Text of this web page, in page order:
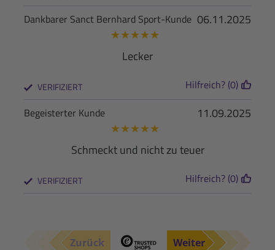
06.11.2025
Dankbarer Sanct Bernhard Sport-Kunde
★★★★★
Lecker
VERIFIZIERT Hilfreich? (0)
11.09.2025
Begeisterter Kunde
★★★★★
Schmeckt und nicht zu teuer
VERIFIZIERT Hilfreich? (0)
Zurück Weiter